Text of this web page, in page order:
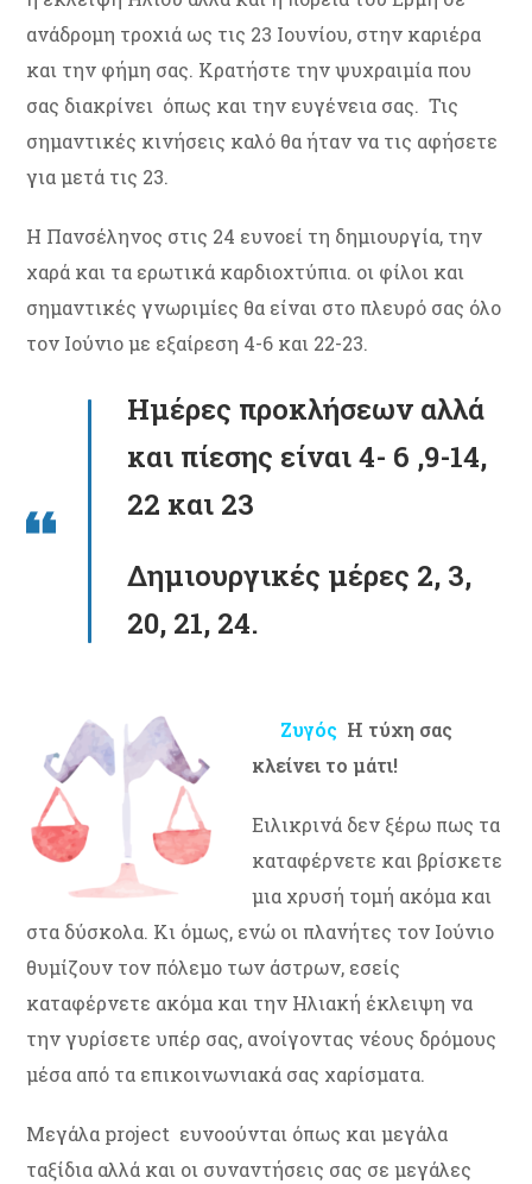
ανάδρομη τροχιά ως τις 23 Ιουνίου, στην καριέρα
και την φήμη σας. Κρατήστε την ψυχραιμία που
σας διακρίνει όπως και την ευγένεια σας. Τις
σημαντικές κινήσεις καλό θα ήταν να τις αφήσετε
για μετά τις 23.
Η Πανσέληνος στις 24 ευνοεί τη δημιουργία, την
χαρά και τα ερωτικά καρδιοχτύπια. οι φίλοι και
σημαντικές γνωριμίες θα είναι στο πλευρό σας όλο
τον Ιούνιο με εξαίρεση 4-6 και 22-23.
Ημέρες προκλήσεων αλλά
και πίεσης είναι 4- 6 ,9-14,
22 και 23
Δημιουργικές μέρες 2, 3,
20, 21, 24.
Ζυγός Η τύχη σας
κλείνει το μάτι!
Ειλικρινά δεν ξέρω πως τα
καταφέρνετε και βρίσκετε
μια χρυσή τομή ακόμα και
στα δύσκολα. Κι όμως, ενώ οι πλανήτες τον Ιούνιο
θυμίζουν τον πόλεμο των άστρων, εσείς
καταφέρνετε ακόμα και την Ηλιακή έκλειψη να
την γυρίσετε υπέρ σας, ανοίγοντας νέους δρόμους
μέσα από τα επικοινωνιακά σας χαρίσματα.
Μεγάλα project ευνοούνται όπως και μεγάλα
ταξίδια αλλά και οι συναντήσεις σας σε μεγάλες